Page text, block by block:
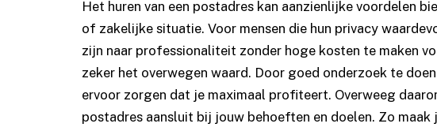
Het huren van een postadres kan aanzienlijke voordelen
of zakelijke situatie. Voor mensen die hun privacy
zijn naar professionaliteit zonder hoge kosten te maken
zeker het overwegen waard. Door goed onderzoek te
ervoor zorgen dat je maximaal profiteert. Overweeg
postadres aansluit bij jouw behoeften en doelen. Zo maak